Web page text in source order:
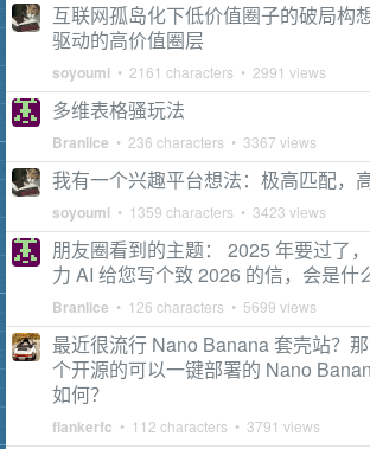
互联网孤岛化下低价值圈子的破局构
驱动的高价值圈层
soyoumi • 2161 characters • 2991 views
多维表格骚玩法
Branlice • 236 characters • 3367 views
我有一个兴趣平台想法：极高匹配，
soyoumi • 1359 characters • 3423 views
朋友圈看到的主题： 2025 年要过了
力 AI 给您写个致 2026 的信，会是什
Branlice • 126 characters • 5699 views
最近很流行 Nano Banana 套壳站？
个开源的可以一键部署的 Nano
如何？
flankerfc • 112 characters • 3791 views